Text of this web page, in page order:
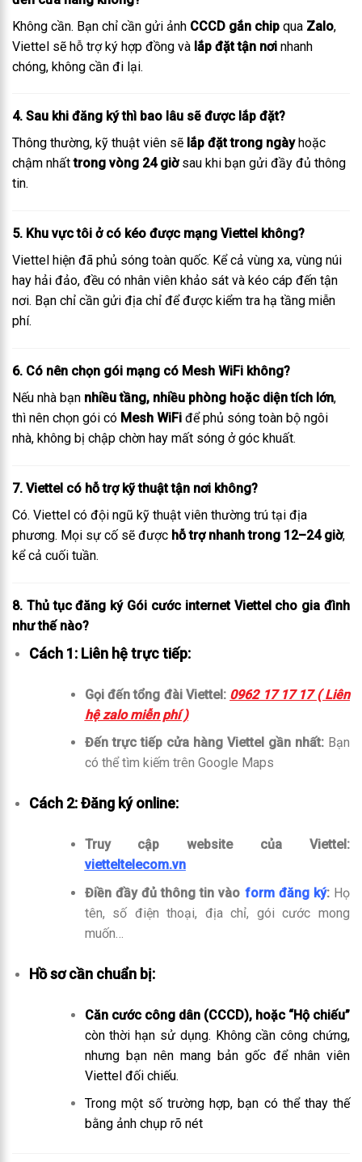
Không cần. Bạn chỉ cần gửi ảnh CCCD gắn chip qua Zalo,
Viettel sẽ hỗ trợ ký hợp đồng và lắp đặt tận nơi nhanh
chóng, không cần đi lại.
4. Sau khi đăng ký thì bao lâu sẽ được lắp đặt?
Thông thường, kỹ thuật viên sẽ lắp đặt trong ngàyhoặc
chậm nhấttrong vòng 24 giờsau khi bạn gửi đầy đủ thông
tin.
5. Khu vực tôi ở có kéo được mạng Viettel không?
Viettel hiện đã phủ sóng toàn quốc. Kể cả vùng xa, vùng núi
hay hải đảo, đều có nhân viên khảo sát và kéo cáp đến tận
nơi. Bạn chỉ cần gửi địa chỉ để được kiểm tra hạ tầng miễn
phí.
6. Có nên chọn gói mạng có Mesh WiFi không?
Nếu nhà bạn nhiều tầng, nhiều phòng hoặc diện tích lớn,
thì nên chọn gói có Mesh WiFi để phủ sóng toàn bộ ngôi
nhà, không bị chập chờn hay mất sóng ở góc khuất.
7. Viettel có hỗ trợ kỹ thuật tận nơi không?
Có. Viettel có đội ngũ kỹ thuật viên thường trú tại địa
phương. Mọi sự cố sẽ được hỗ trợ nhanh trong 12–24 giờ,
kể cả cuối tuần.
8. Thủ tục đăng ký Gói cước internet Viettel cho gia đình
như thế nào?
Cách 1: Liên hệ trực tiếp:
Gọi đến tổng đài Viettel: 0962 17 17 17 ( Liên
hệ zalo miễn phí )
Đến trực tiếp cửa hàng Viettel gần nhất:Bạn
có thể tìm kiếm trên Google Maps
Cách 2: Đăng ký online:
Truy cập website của Viettel:
vietteltelecom.vn
Điền đầy đủ thông tin vào form đăng ký:Họ
tên, số điện thoại, địa chỉ, gói cước mong
muốn…
Hồ sơ cần chuẩn bị:
Căn cước công dân (CCCD), hoặc “Hộ chiếu”
còn thời hạn sử dụng. Không cần công chứng,
nhưng bạn nên mang bản gốc để nhân viên
Viettel đối chiếu.
Trong một số trường hợp, bạn có thể thay thế
bằng ảnh chụp rõ nét